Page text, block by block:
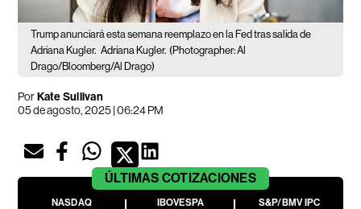
Trump anunciará esta semana reemplazo en la Fed tras salida de
Adriana Kugler. Adriana Kugler. (Photographer: Al
Drago/Bloomberg/Al Drago)
PorKate Sullivan
05 de agosto, 2025 | 06:24 PM
ÚLTIMAS COTIZACIONES
NASDAQ
IBOVESPA
S&P/BMV IPC